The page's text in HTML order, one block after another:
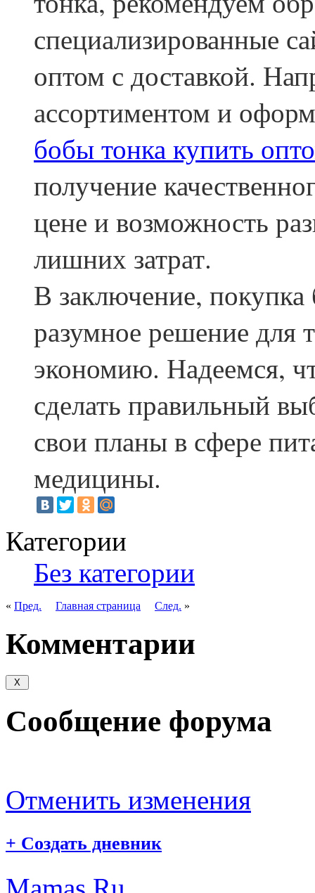
специализированные
оптом с доставкой.
ассортиментом и
бобы тонка купить
получение
цене и возможность
лишних затрат.
В заключение, покупка
разумное решение для
экономию. Надеемся,
сделать правильный
свои планы в сфере
медицины.
Категории
Без категории
« Пред. Главная страница След. »
Комментарии
Сообщение форума
Отменить изменения
+ Создать дневник